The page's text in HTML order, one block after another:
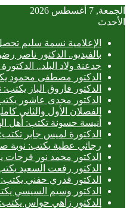
الجمعة, 7 أغسطس 2026
الأحدث
الإعلامية نسمة سليم
بالفيديو.. ‎الدكتور ناصر رضوان خالد ومقترح الاشراف الهندسي الفعلي على المباني
جدعنة ولاد البلد..
الدكتور مصطفى محمود
الدكتور فاروق الباز يكتب:
الدكتور مجدى عاشور
الفصلان الأول والثاني
أنيسة حسونة تكتب: أهل
الدكتورة لميس جابر
رجائي عطية يكتب: نوبة
الدكتور محمد نور
الدكتور رفعت السعيد
الدكتور قدري حفني يكتب:
الدكتور وسيم السيسي
الدكتور زاهي حواس